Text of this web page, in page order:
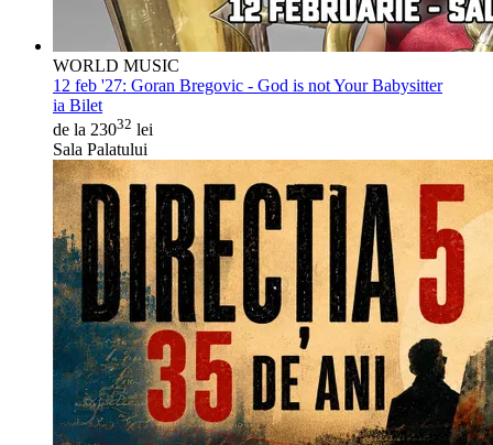
WORLD MUSIC
12 feb '27: Goran Bregovic - God is not Your Babysitter
ia Bilet
de la 23032 lei
Sala Palatului